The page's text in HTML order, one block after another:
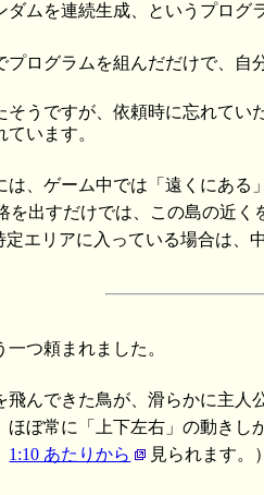
ダムを連続生成、というプログ
プログラムを組んだだけで、
そうですが、依頼時に忘れて
います。
は、ゲーム中では「遠くにある
出すだけでは、この島の近く
エリアに入っている場合は、
つ頼まれました。
飛んできた鳥が、滑らかに主人
ほぼ常に「上下左右」の動きし
1:10 あたりから 見られます。）